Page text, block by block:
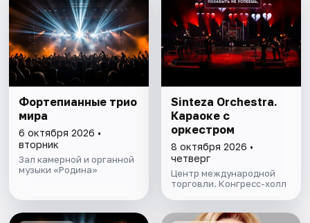
Фортепианные трио
мира
6 октября 2026 •
вторник
Зал камерной и органной
музыки «Родина»
Sinteza Orchestra.
Караоке с
оркестром
8 октября 2026 •
четверг
Центр международной
торговли. Конгресс-холл